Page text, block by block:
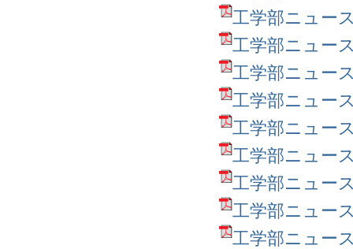
工学部ニュー
工学部ニュー
工学部ニュー
工学部ニュー
工学部ニュー
工学部ニュー
工学部ニュー
工学部ニュー
工学部ニュー